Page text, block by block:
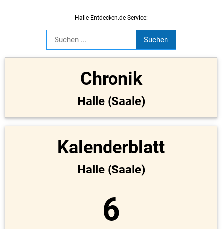
Halle-Entdecken.de Service:
Chronik
Halle (Saale)
Kalenderblatt
Halle (Saale)
6